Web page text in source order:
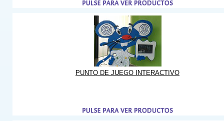
PUNTO DE JUEGO INTERACTIVO